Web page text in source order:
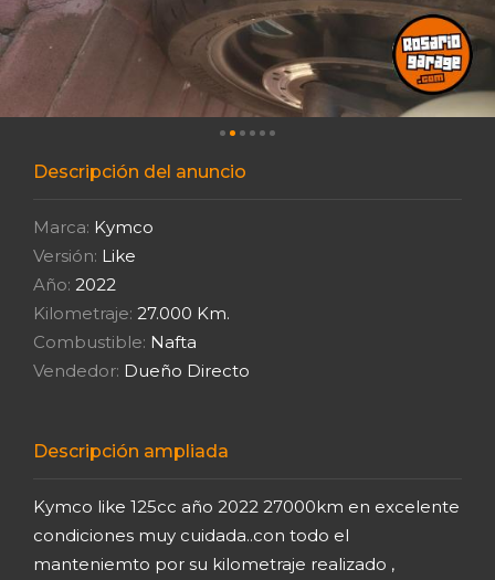
Descripción del anuncio
Marca: Kymco
Versión: Like
Año: 2022
Kilometraje: 27.000 Km.
Combustible: Nafta
Vendedor: Dueño Directo
Descripción ampliada
Kymco like 125cc año 2022 27000km en excelente
condiciones muy cuidada..con todo el
manteniemto por su kilometraje realizado ,